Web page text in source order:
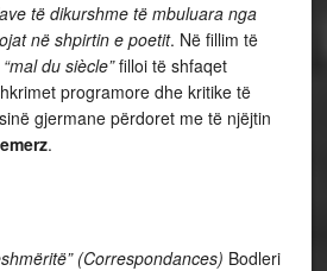
të dikurshme të mbuluara nga
në shpirtin e poetit. Në fillim të
“mal du siècle”filloi të shfaqet
programore dhe kritike të
gjermane përdoret me të njëjtin
.
(Correspondances) Bodleri